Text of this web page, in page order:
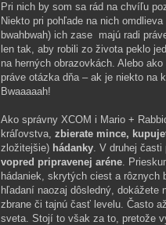
Pri nich by som sa rád na chvíľu
Niekto pri pohľade na nich
bwahbwah) ich zase majú radi
len tak, aby robili zo života peklo
na herných obrazovkách. Alebo
práve otázka dňa – ak je niekto na
Bwaaaaah!
Ako správny XCOM i Mario +
kráľovstva, zbierate mince,
zložitejšie) hádanky. V druhej časti
vopred pripravenej aréne.
hádaniek, skrytých ciest a rôznych
hľadaní naozaj dôsledný, dokážete
zbrane či tajnú časť levelu. Často
sveta. Stojí to však za to, pretože